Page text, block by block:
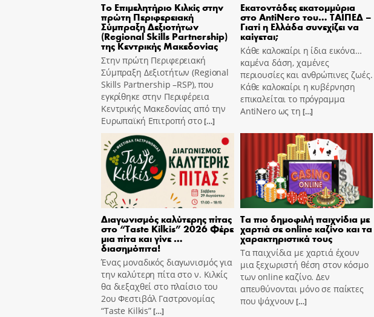
Το Επιμελητήριο Κιλκίς στην
πρώτη Περιφερειακή
Σύμπραξη Δεξιοτήτων
(Regional Skills Partnership)
της Κεντρικής Μακεδονίας
Στην πρώτη Περιφερειακή
Σύμπραξη Δεξιοτήτων (Regional
Skills Partnership –RSP), που
εγκρίθηκε στην Περιφέρεια
Κεντρικής Μακεδονίας από την
Ευρωπαϊκή Επιτροπή στο[…]
Εκατοντάδες εκατομμύρια
στο AntiNero του… ΤΑΙΠΕΔ –
Γιατί η Ελλάδα συνεχίζει να
καίγεται;
Κάθε καλοκαίρι η ίδια εικόνα…
καμένα δάση, χαμένες
περιουσίες και ανθρώπινες ζωές.
Κάθε καλοκαίρι η κυβέρνηση
επικαλείται το πρόγραμμα
AntiNero ως τη […]
Διαγωνισμός καλύτερης πίτας
στο “Taste Kilkis” 2026 Φέρε
μια πίτα και γίνε …
διασημόπιτα!
Ένας μοναδικός διαγωνισμός για
την καλύτερη πίτα στο ν. Κιλκίς
θα διεξαχθεί στο πλαίσιο του
2ου Φεστιβάλ Γαστρονομίας
“Taste Kilkis”[…]
Τα πιο δημοφιλή παιχνίδια με
χαρτιά σε online καζίνο και τα
χαρακτηριστικά τους
Τα παιχνίδια με χαρτιά έχουν
μια ξεχωριστή θέση στον κόσμο
των online καζίνο. Δεν
απευθύνονται μόνο σε παίκτες
που ψάχνουν […]